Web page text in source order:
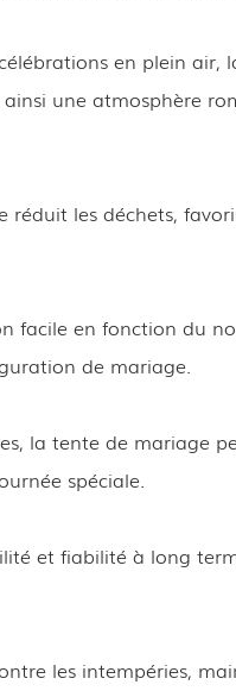
en plein
une atmosphère
les déchets,
facile en fonction du
de mariage.
la tente de mariage
spéciale.
et fiabilité à long
les intempéries,